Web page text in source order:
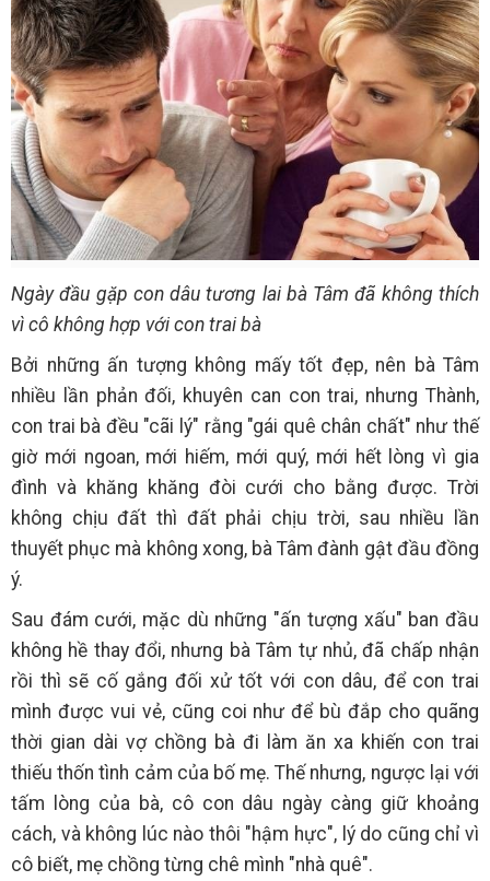
Ngày đầu gặp con dâu tương lai bà Tâm đã không thích
vì cô không hợp với con trai bà
Bởi những ấn tượng không mấy tốt đẹp, nên bà Tâm
nhiều lần phản đối, khuyên can con trai, nhưng Thành,
con trai bà đều "cãi lý" rằng "gái quê chân chất" như thế
giờ mới ngoan, mới hiếm, mới quý, mới hết lòng vì gia
đình và khăng khăng đòi cưới cho bằng được. Trời
không chịu đất thì đất phải chịu trời, sau nhiều lần
thuyết phục mà không xong, bà Tâm đành gật đầu đồng
ý.
Sau đám cưới, mặc dù những "ấn tượng xấu" ban đầu
không hề thay đổi, nhưng bà Tâm tự nhủ, đã chấp nhận
rồi thì sẽ cố gắng đối xử tốt với con dâu, để con trai
mình được vui vẻ, cũng coi như để bù đắp cho quãng
thời gian dài vợ chồng bà đi làm ăn xa khiến con trai
thiếu thốn tình cảm của bố mẹ. Thế nhưng, ngược lại với
tấm lòng của bà, cô con dâu ngày càng giữ khoảng
cách, và không lúc nào thôi "hậm hực", lý do cũng chỉ vì
cô biết, mẹ chồng từng chê mình "nhà quê".